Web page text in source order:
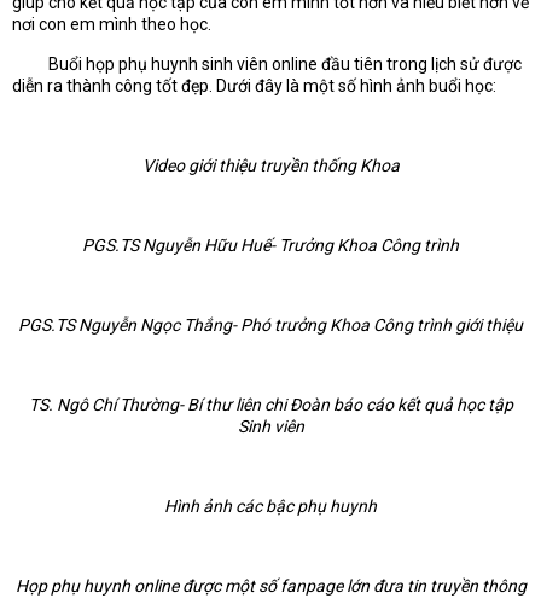
nơi con em mình theo học.
Buổi họp phụ huynh sinh viên online đầu tiên trong lịch sử được
diễn ra thành công tốt đẹp. Dưới đây là một số hình ảnh buổi học:
Video giới thiệu truyền thống Khoa
PGS.TS Nguyễn Hữu Huế- Trưởng Khoa Công trình
PGS.TS Nguyễn Ngọc Thắng- Phó trưởng Khoa Công trình giới thiệu
TS. Ngô Chí Thường- Bí thư liên chi Đoàn báo cáo kết quả học tập
Sinh viên
Hình ảnh các bậc phụ huynh
Họp phụ huynh online được một số fanpage lớn đưa tin truyền thông